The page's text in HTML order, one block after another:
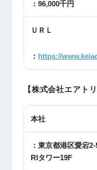
：96,000千円
ＵＲＬ
： https://
【株式会社エアトリ
本社
：東京都港区愛宕
RIタ